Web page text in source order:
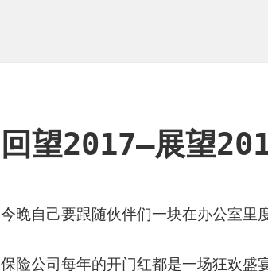
回望2017—展望
今晚自己要跟随伙伴们一块在办公室里
保险公司每年的开门红都是一场狂欢盛